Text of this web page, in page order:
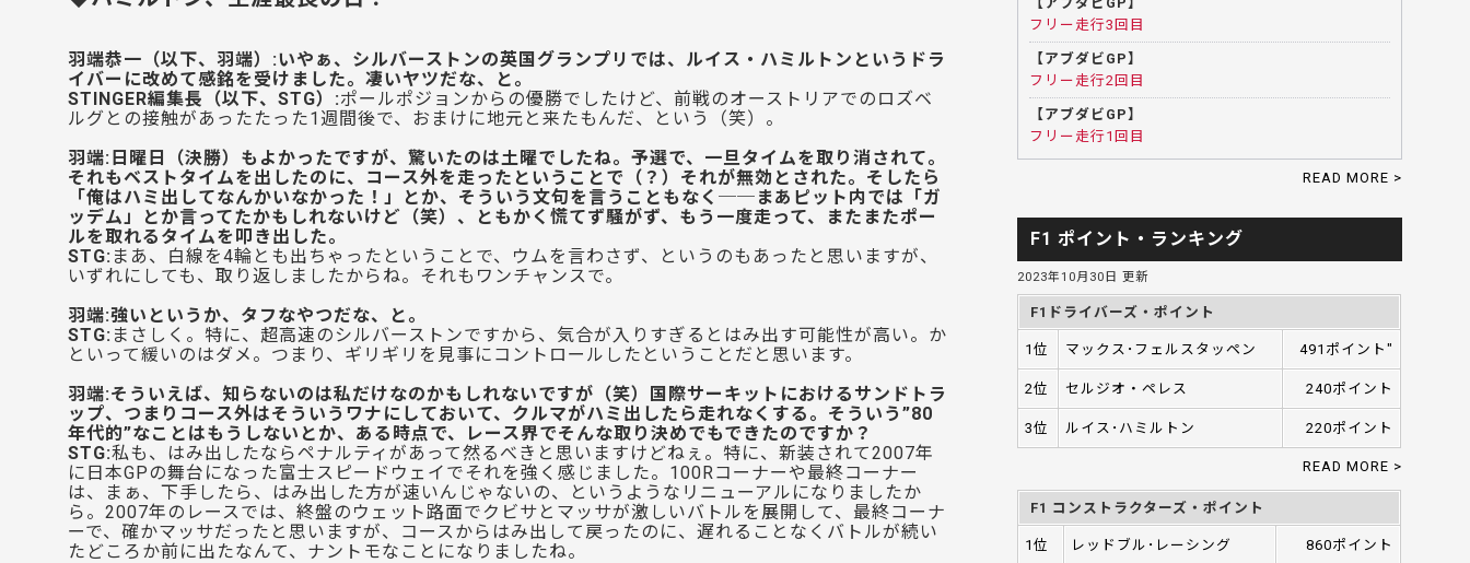
羽端恭一（以下、 羽端）:いやぁ、シルバーストンの英国グランプリでは、ルイス・ハミルトンというドラ
イバーに改めて感銘を受けました。凄いヤツだな、と。
STINGER編集長（以下、 STG）:ポールポジョンからの優勝でしたけど、前戦のオーストリアでのロズベ
ルグとの接触があったたった1週間後で、おまけに地元と来たもんだ、という（笑）。
羽端:日曜日（決勝）もよかったですが、驚いたのは土曜でしたね。予選で、一旦タイムを取り消されて。
それもベストタイムを出したのに、コース外を走ったということで（？）それが無効とされた。そしたら
「俺はハミ出してなんかいなかった！」とか、そういう文句を言うこともなく──まあピット内では「ガ
ッデム」とか言ってたかもしれないけど（笑）、ともかく慌てず騒がず、もう一度走って、またまたポー
ルを取れるタイムを叩き出した。
STG: まあ、白線を4輪とも出ちゃったということで、ウムを言わさず、というのもあったと思いますが、
いずれにしても、取り返しましたからね。それもワンチャンスで。
羽端:強いというか、タフなやつだな、と。
STG: まさしく。特に、超高速のシルバーストンですから、気合が入りすぎるとはみ出す可能性が高い。か
といって緩いのはダメ。つまり、ギリギリを見事にコントロールしたということだと思います。
羽端:そういえば、知らないのは私だけなのかもしれないですが（笑）国際サーキットにおけるサンドトラ
ップ、つまりコース外はそういうワナにしておいて、クルマがハミ出したら走れなくする。そういう”80
年代的”なことはもうしないとか、ある時点で、レース界でそんな取り決めでもできたのですか？
STG:私も、はみ出したならペナルティがあって然るべきと思いますけどねぇ。特に、新装されて2007年
に日本GPの舞台になった富士スピードウェイでそれを強く感じました。100Rコーナーや最終コーナー
は、まぁ、下手したら、はみ出した方が速いんじゃないの、というようなリニューアルになりましたか
ら。2007年のレースでは、終盤のウェット路面でクビサとマッサが激しいバトルを展開して、最終コーナ
ーで、確かマッサだったと思いますが、コースからはみ出して戻ったのに、遅れることなくバトルが続い
たどころか前に出たなんて、ナントモなことになりましたね。
フリー走行3回目
【アブダビGP】
フリー走行2回目
【アブダビGP】
フリー走行1回目
READ MORE >
F1 ポイント・ランキング
2023年10月30日 更新
F1ドライバーズ・ポイント
1位 マックス･フェルスタッペン 491ポイント"
2位 セルジオ・ペレス 240ポイント
3位 ルイス･ハミルトン 220ポイント
READ MORE >
F1 コンストラクターズ・ポイント
1位 レッドブル･レーシング 860ポイント